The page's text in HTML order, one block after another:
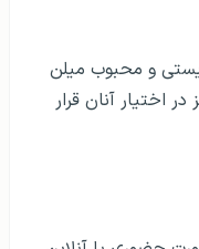
و محبوب میلن
اختیار آنان قرار